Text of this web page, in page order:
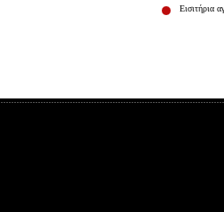
Εισιτήρια